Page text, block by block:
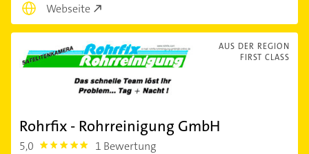
Webseite
AUS DER REGION
FIRST CLASS
Rohrfix - Rohrreinigung GmbH
5,0 5.0 1 Bewertung